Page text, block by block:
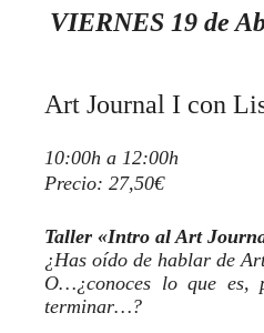
VIERNES 19 de
Art Journal I con
10:00h a 12:00h
Precio: 27,50€
Taller «Intro al Art
¿Has oído de hablar de
O…¿conoces lo que es,
terminar…?